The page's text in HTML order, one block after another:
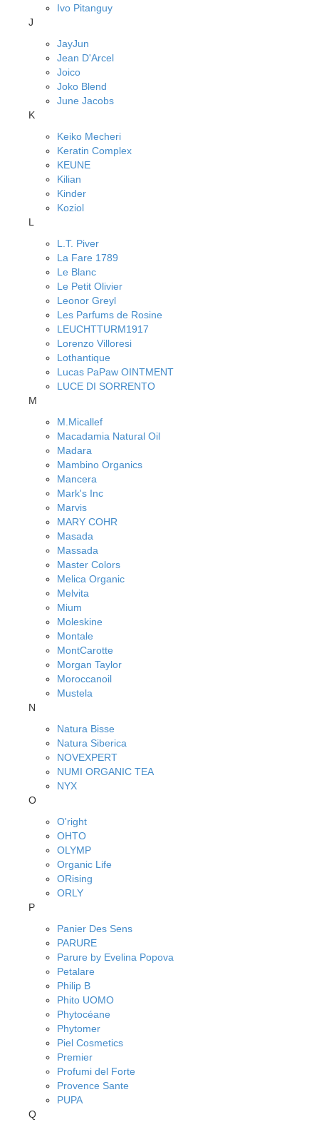
Ivo Pitanguy
J
JayJun
Jean D'Arcel
Joico
Joko Blend
June Jacobs
K
Keiko Mecheri
Keratin Complex
KEUNE
Kilian
Kinder
Koziol
L
L.T. Piver
La Fare 1789
Le Blanc
Le Petit Olivier
Leonor Greyl
Les Parfums de Rosine
LEUCHTTURM1917
Lorenzo Villoresi
Lothantique
Lucas PaPaw OINTMENT
LUCE DI SORRENTO
M
M.Micallef
Macadamia Natural Oil
Madara
Mambino Organics
Mancera
Mark's Inc
Marvis
MARY COHR
Masada
Massada
Master Colors
Melica Organic
Melvita
Mium
Moleskine
Montale
MontCarotte
Morgan Taylor
Moroccanoil
Mustela
N
Natura Bisse
Natura Siberica
NOVEXPERT
NUMI ORGANIC TEA
NYX
O
O'right
OHTO
OLYMP
Organic Life
ORising
ORLY
P
Panier Des Sens
PARURE
Parure by Evelina Popova
Petalare
Philip B
Phito UOMO
Phytocéane
Phytomer
Piel Cosmetics
Premier
Profumi del Forte
Provence Sante
PUPA
Q